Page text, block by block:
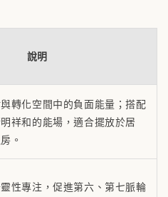
說明
轉化空間中的負面能量；搭配
祥和的能場，適合擺放於居
。
性專注，促進第六、第七脈輪